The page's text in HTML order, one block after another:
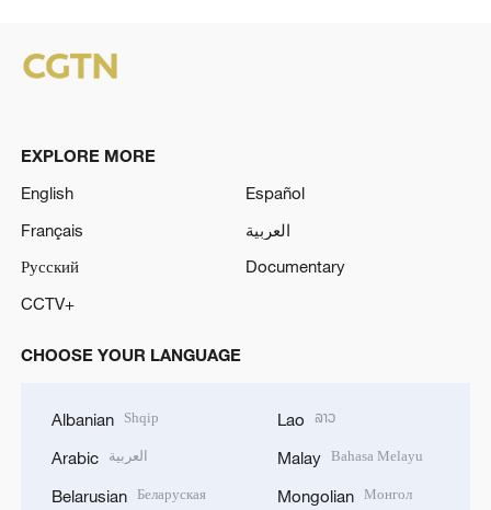
EXPLORE MORE
English
Español
Français
العربية
Русский
Documentary
CCTV+
CHOOSE YOUR LANGUAGE
Albanian Shqip
Arabic العربية
Belarusian Беларуская
Lao ລາວ
Malay Bahasa Melayu
Mongolian Монгол